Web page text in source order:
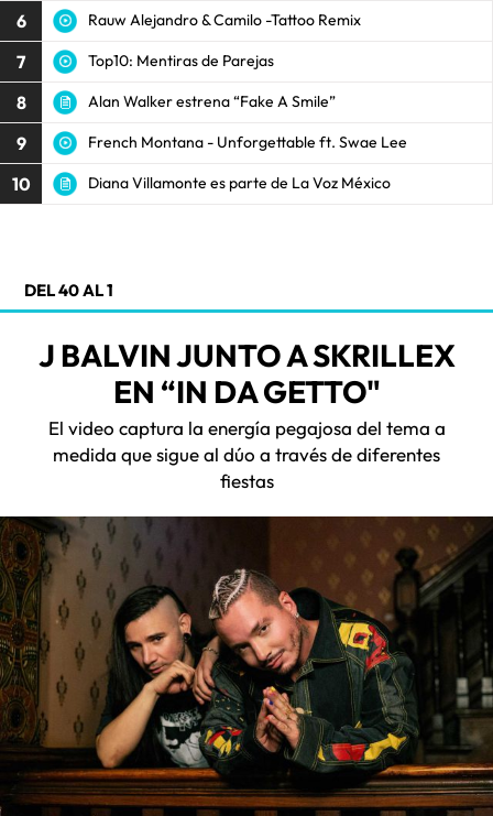
6 Rauw Alejandro & Camilo -Tattoo Remix
7 Top10: Mentiras de Parejas
8 Alan Walker estrena “Fake A Smile”
9 French Montana - Unforgettable ft. Swae Lee
10 Diana Villamonte es parte de La Voz México
DEL 40 AL 1
J BALVIN JUNTO A SKRILLEX
EN “IN DA GETTO"
El video captura la energía pegajosa del tema a
medida que sigue al dúo a través de diferentes
fiestas